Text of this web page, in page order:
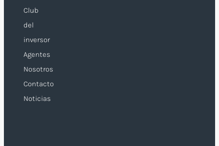
Club
del
inversor
Agentes
Nosotros
Contacto
Noticias